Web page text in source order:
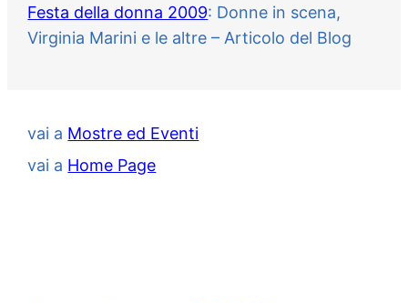
Festa della donna 2009: Donne in scena,
Virginia Marini e le altre – Articolo del Blog
vai a Mostre ed Eventi
vai a Home Page